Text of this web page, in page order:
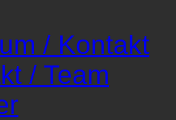
/ Kontakt
/ Team